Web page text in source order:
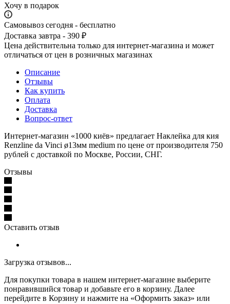
Хочу в подарок
Самовывоз сегодня - бесплатно
Доставка завтра - 390 ₽
Цена действительна только для интернет-магазина и может
отличаться от цен в розничных магазинах
Описание
Отзывы
Как купить
Оплата
Доставка
Вопрос-ответ
Интернет-магазин «1000 киёв» предлагает Наклейка для кия
Renzline da Vinci ø13мм medium по цене от производителя 750
рублей с доставкой по Москве, России, СНГ.
Отзывы
Оставить отзыв
Загрузка отзывов...
Для покупки товара в нашем интернет-магазине выберите
понравившийся товар и добавьте его в корзину. Далее
перейдите в Корзину и нажмите на «Оформить заказ» или